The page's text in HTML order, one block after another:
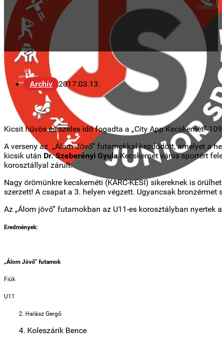
Archív 2017.03.13.
Kicsit hűvös és szeles idő fogadta a „City App Kecskemét”
A verseny az „Álom Jövő” futamokkal kezdődött, amelyet a
kicsik után Dr. Szeberényi GyulaKecskemét város sportért
korosztállyal zárult.
Nagy örömünkre kecskeméti (KARC-KESI) sikereknek is
szerzett! A csapat a 3. helyen végzett. Ugyancsak
Az „Álom jövő” futamokban az U11-es korosztályban nyertek
Eredmények:
„Álom Jövő” futamok
Fiúk
U11
2. Halász Gergő
4. Koleszárik Bence